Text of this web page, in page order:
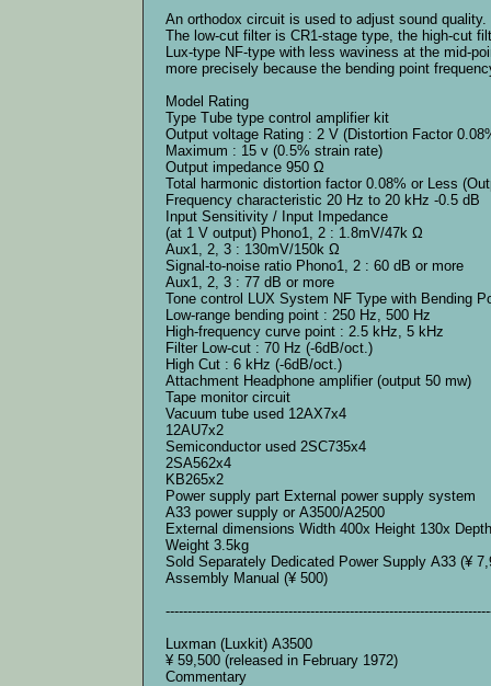
An orthodox circuit is used to adjust sound quality.
The low-cut filter is CR1-stage type, the high-cut
Lux-type NF-type with less waviness at the mid-
more precisely because the bending point
Model Rating
Type Tube type control amplifier kit
Output voltage Rating : 2 V (Distortion Factor
Maximum : 15 v (0.5% strain rate)
Output impedance 950 Ω
Total harmonic distortion factor 0.08% or Less
Frequency characteristic 20 Hz to 20 kHz -0.5 dB
Input Sensitivity / Input Impedance
(at 1 V output) Phono1, 2 : 1.8mV/47k Ω
Aux1, 2, 3 : 130mV/150k Ω
Signal-to-noise ratio Phono1, 2 : 60 dB or more
Aux1, 2, 3 : 77 dB or more
Tone control LUX System NF Type with Bending
Low-range bending point : 250 Hz, 500 Hz
High-frequency curve point : 2.5 kHz, 5 kHz
Filter Low-cut : 70 Hz (-6dB/oct.)
High Cut : 6 kHz (-6dB/oct.)
Attachment Headphone amplifier (output 50 mw)
Tape monitor circuit
Vacuum tube used 12AX7x4
12AU7x2
Semiconductor used 2SC735x4
2SA562x4
KB265x2
Power supply part External power supply system
A33 power supply or A3500/A2500
External dimensions Width 400x Height 130x
Weight 3.5kg
Sold Separately Dedicated Power Supply A33 (¥
Assembly Manual (¥ 500)
Luxman (Luxkit) A3500
¥ 59,500 (released in February 1972)
Commentary